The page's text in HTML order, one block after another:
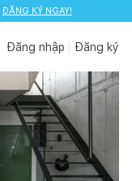
ĐĂNG KÝ NGAY!
Đăng nhập Đăng ký